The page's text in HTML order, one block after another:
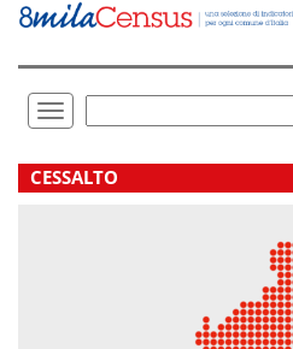
Vai
direttamente
Toggle
navigation
.
CESSALTO